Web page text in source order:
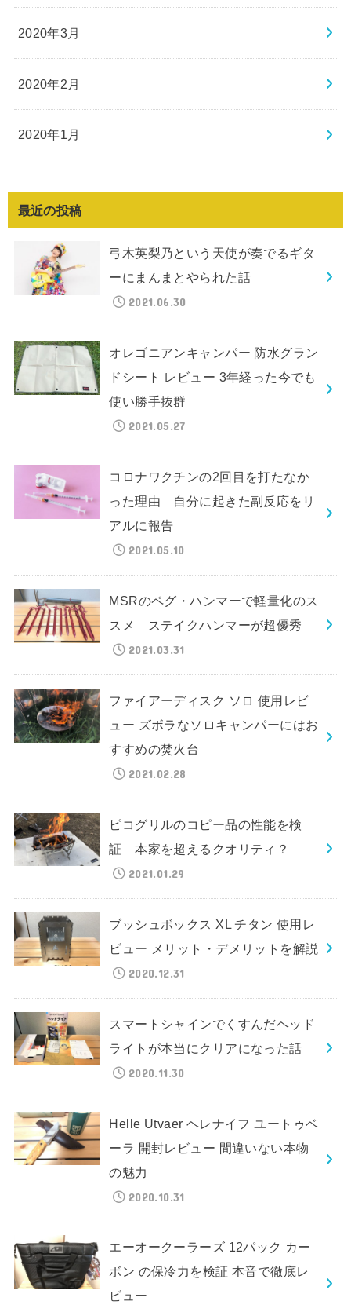
2020年3月
2020年2月
2020年1月
最近の投稿
弓木英梨乃という天使が奏でるギタ
ーにまんまとやられた話
2021.06.30
オレゴニアンキャンパー 防水グラン
ドシート レビュー 3年経った今でも
使い勝手抜群
2021.05.27
コロナワクチンの2回目を打たなか
った理由 自分に起きた副反応をリ
アルに報告
2021.05.10
MSRのペグ・ハンマーで軽量化のス
スメ ステイクハンマーが超優秀
2021.03.31
ファイアーディスク ソロ 使用レビ
ュー ズボラなソロキャンパーにはお
すすめの焚火台
2021.02.28
ピコグリルのコピー品の性能を検
証 本家を超えるクオリティ？
2021.01.29
ブッシュボックス XL チタン 使用レ
ビュー メリット・デメリットを解説
2020.12.31
スマートシャインでくすんだヘッド
ライトが本当にクリアになった話
2020.11.30
Helle Utvaer ヘレナイフ ユートゥベ
ーラ 開封レビュー 間違いない本物
の魅力
2020.10.31
エーオークーラーズ 12パック カー
ボン の保冷力を検証 本音で徹底レ
ビュー